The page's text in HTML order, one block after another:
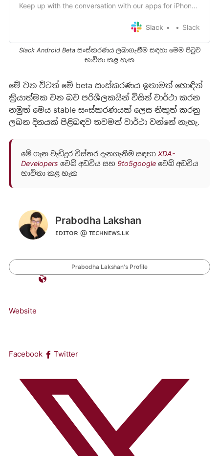
Keep up with the conversation with our apps for iPhone,
Slack
Slack
Slack Android Beta සංස්කරණය ලබාගැනීම සඳහා මෙම පිටුව
භාවිතා කළ හැක
මේ වන විටත් මේ beta සංස්කරණය ඉතාමත් හොඳින්
ක්‍රියාත්මක වන බව පරිශීලකයින් විසින් වාර්ථා කරන
නමුත් මෙය stable සංස්කරණයක් ලෙස නිකුත් කරනු
ලබන දිනයක් පිළිබඳව තවමත් වාර්ථා වන්නේ නැහැ.
මේ ගැන වැඩිදුර විස්තර දැනගැනීම සඳහා XDA-
Developers වෙබ් අඩවිය සහ 9to5google වෙබ් අඩවිය
භාවිතා කළ හැක
Prabodha Lakshan
ᴇᴅɪᴛᴏʀ @ ᴛᴇᴄʜɴᴇᴡꜱ.ʟᴋ
Prabodha Lakshan's Profile
Website
Facebook Twitter